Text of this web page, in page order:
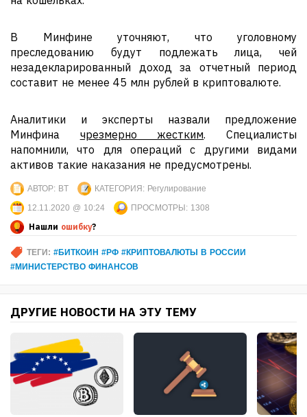
В Минфине уточняют, что уголовному
преследованию будут подлежать лица, чей
незадекларированный доход за отчетный период
составит не менее 45 млн рублей в криптовалюте.
Аналитики и эксперты назвали предложение
Минфина чрезмерно жестким. Специалисты
напомнили, что для операций с другими видами
активов такие наказания не предусмотрены.
АВТОР: BT КАТЕГОРИЯ: Регулирование
12.11.2020 @ 10:24
ПРОСМОТРЫ: 1308
Нашли ошибку?
ТЕГИ: #БИТКОИН #РФ #КРИПТОВАЛЮТЫ В РОССИИ
#МИНИСТЕРСТВО ФИНАНСОВ
ДРУГИЕ НОВОСТИ НА ЭТУ ТЕМУ